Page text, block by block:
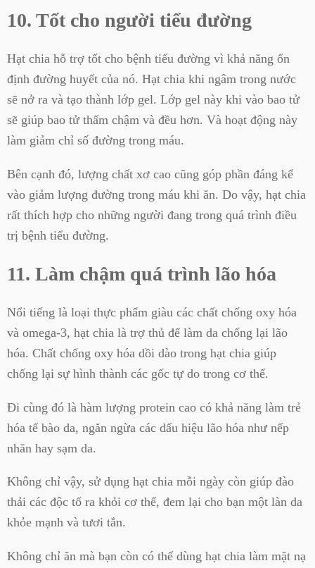
10. Tốt cho người tiểu đường
Hạt chia hỗ trợ tốt cho bệnh tiểu đường vì khả năng ổn
định đường huyết của nó. Hạt chia khi ngâm trong nước
sẽ nở ra và tạo thành lớp gel. Lớp gel này khi vào bao tử
sẽ giúp bao tử thấm chậm và đều hơn. Và hoạt động này
làm giảm chỉ số đường trong máu.
Bên cạnh đó, lượng chất xơ cao cũng góp phần đáng kể
vào giảm lượng đường trong máu khi ăn. Do vậy, hạt chia
rất thích hợp cho những người đang trong quá trình điều
trị bệnh tiểu đường.
11. Làm chậm quá trình lão hóa
Nổi tiếng là loại thực phẩm giàu các chất chống oxy hóa
và omega-3, hạt chia là trợ thủ để làm da chống lại lão
hóa. Chất chống oxy hóa dồi dào trong hạt chia giúp
chống lại sự hình thành các gốc tự do trong cơ thể.
Đi cùng đó là hàm lượng protein cao có khả năng làm trẻ
hóa tế bào da, ngăn ngừa các dấu hiệu lão hóa như nếp
nhăn hay sạm da.
Không chỉ vậy, sử dụng hạt chia mỗi ngày còn giúp đào
thải các độc tố ra khỏi cơ thể, đem lại cho bạn một làn da
khỏe mạnh và tươi tắn.
Không chỉ ăn mà bạn còn có thể dùng hạt chia làm mặt nạ